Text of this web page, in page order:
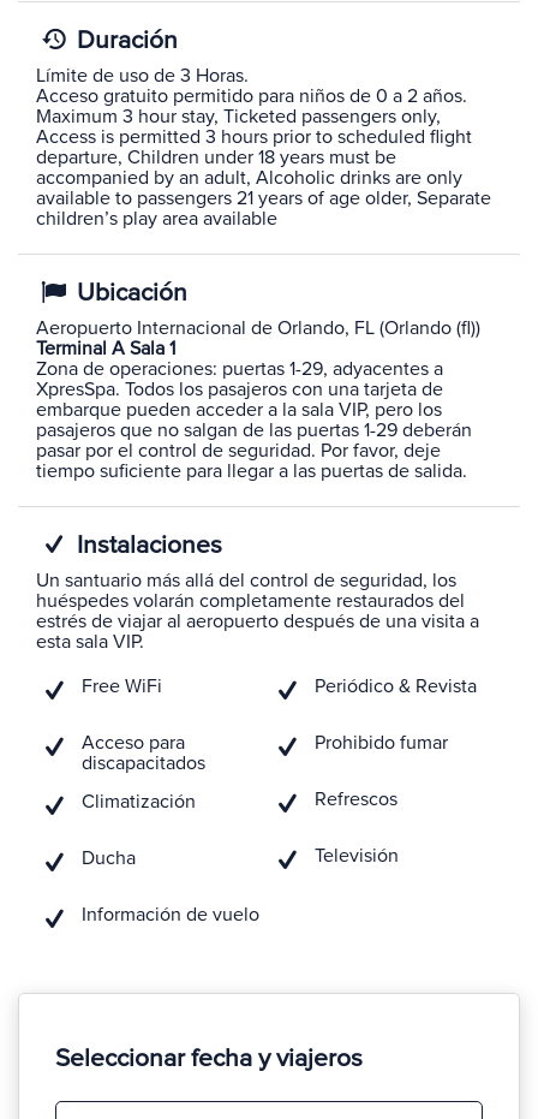
Duración
Límite de uso de 3 Horas.
Acceso gratuito permitido para niños de 0 a 2 años.
Maximum 3 hour stay, Ticketed passengers only,
Access is permitted 3 hours prior to scheduled flight
departure, Children under 18 years must be
accompanied by an adult, Alcoholic drinks are only
available to passengers 21 years of age older, Separate
children’s play area available
Ubicación
Aeropuerto Internacional de Orlando, FL (Orlando (fl))
Terminal A Sala 1
Zona de operaciones: puertas 1-29, adyacentes a
XpresSpa. Todos los pasajeros con una tarjeta de
embarque pueden acceder a la sala VIP, pero los
pasajeros que no salgan de las puertas 1-29 deberán
pasar por el control de seguridad. Por favor, deje
tiempo suficiente para llegar a las puertas de salida.
Instalaciones
Un santuario más allá del control de seguridad, los
huéspedes volarán completamente restaurados del
estrés de viajar al aeropuerto después de una visita a
esta sala VIP.
Free WiFi
Acceso para
discapacitados
Climatización
Ducha
Información de vuelo
Periódico & Revista
Prohibido fumar
Refrescos
Televisión
Seleccionar fecha y viajeros